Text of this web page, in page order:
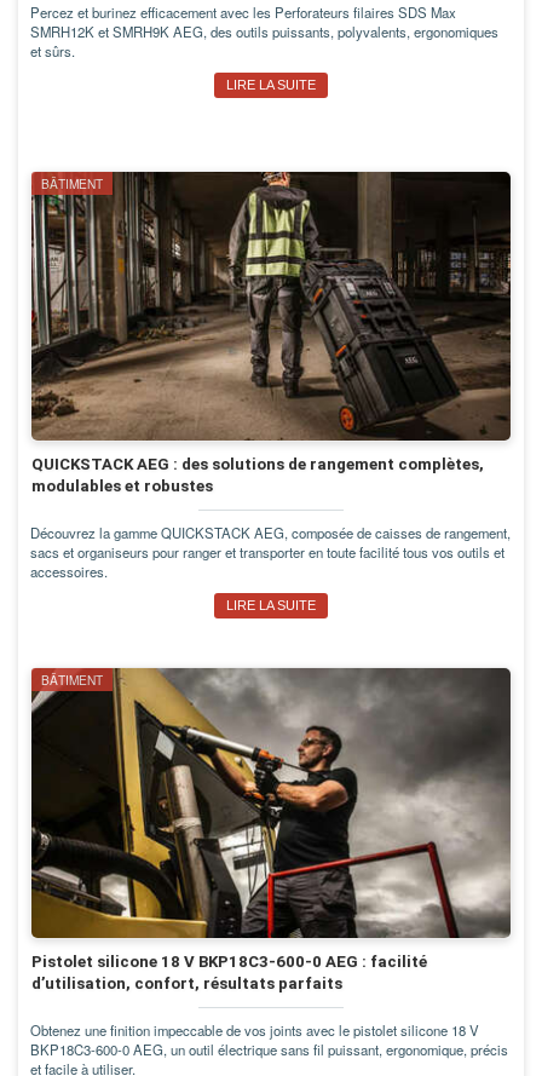
Percez et burinez efficacement avec les Perforateurs filaires SDS Max
SMRH12K et SMRH9K AEG, des outils puissants, polyvalents, ergonomiques
et sûrs.
LIRE LA SUITE
BÂTIMENT
QUICKSTACK AEG : des solutions de rangement complètes,
modulables et robustes
Découvrez la gamme QUICKSTACK AEG, composée de caisses de rangement,
sacs et organiseurs pour ranger et transporter en toute facilité tous vos outils et
accessoires.
LIRE LA SUITE
BÂTIMENT
Pistolet silicone 18 V BKP18C3-600-0 AEG : facilité
d’utilisation, confort, résultats parfaits
Obtenez une finition impeccable de vos joints avec le pistolet silicone 18 V
BKP18C3-600-0 AEG, un outil électrique sans fil puissant, ergonomique, précis
et facile à utiliser.